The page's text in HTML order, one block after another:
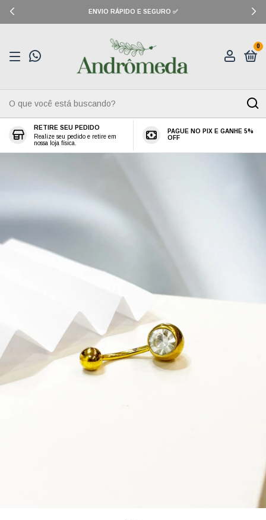
CUPOM: PRIMEIRACOMPRA (10% OFF)
0
RETIRE SEU PEDIDO
Realize seu pedido e retire em
nossa loja física.
PAGUE NO PIX E GANHE 5%
OFF